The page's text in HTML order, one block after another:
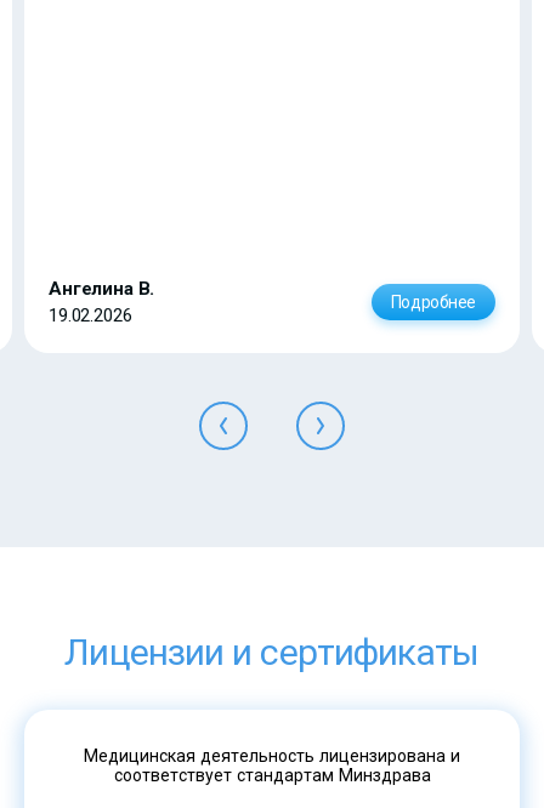
Ангелина В.
19.02.2026
Подробнее
Лицензии и сертификаты
Медицинская деятельность лицензирована и
соответствует стандартам Минздрава